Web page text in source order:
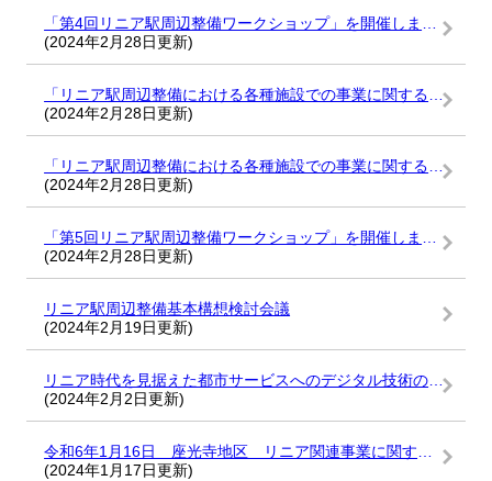
「第4回リニア駅周辺整備ワークショップ」を開催しました
(2024年2月28日更新)
「リニア駅周辺整備における各種施設での事業に関する意見交換会（第2募集）」を開催しました
(2024年2月28日更新)
「リニア駅周辺整備における各種施設での事業に関する意見交換会」を開催しました
(2024年2月28日更新)
「第5回リニア駅周辺整備ワークショップ」を開催しました
(2024年2月28日更新)
リニア駅周辺整備基本構想検討会議
(2024年2月19日更新)
リニア時代を見据えた都市サービスへのデジタル技術の実装に向けた連携協定
(2024年2月2日更新)
令和6年1月16日 座光寺地区 リニア関連事業に関する座光寺地区説明会
(2024年1月17日更新)